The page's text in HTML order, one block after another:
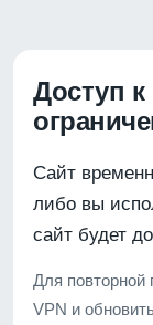
Доступ
Сайт
либо вы
сайт будет
Для повторной
VPN и